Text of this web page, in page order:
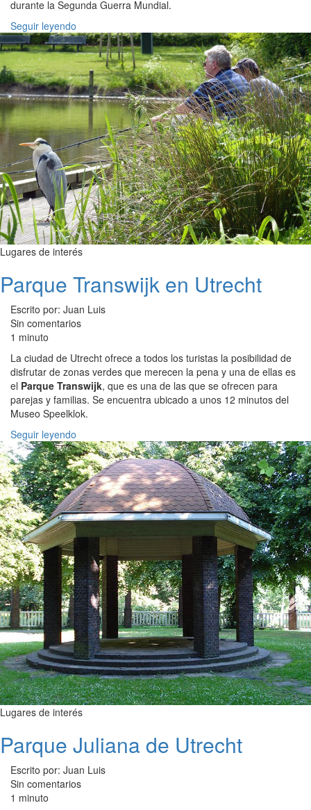
durante la Segunda Guerra Mundial.
Seguir leyendo
Lugares de interés
Parque Transwijk en Utrecht
Escrito por: Juan Luis
Sin comentarios
1 minuto
La ciudad de Utrecht ofrece a todos los turistas la posibilidad de
disfrutar de zonas verdes que merecen la pena y una de ellas es
el Parque Transwijk, que es una de las que se ofrecen para
parejas y familias. Se encuentra ubicado a unos 12 minutos del
Museo Speelklok.
Seguir leyendo
Lugares de interés
Parque Juliana de Utrecht
Escrito por: Juan Luis
Sin comentarios
1 minuto